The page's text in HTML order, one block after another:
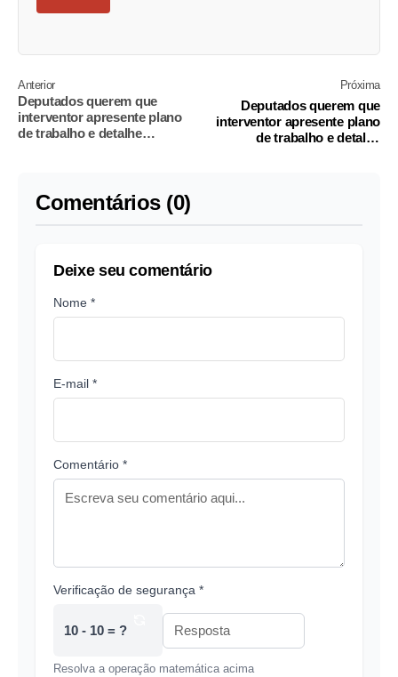
Anterior
Deputados querem que
interventor apresente plano
de trabalho e detalhe
Próxima
Deputados querem que
interventor apresente plano
de trabalho e detalhe
Comentários (0)
Deixe seu comentário
Nome *
E-mail *
Comentário *
Verificação de segurança *
10 - 10 = ?
Resolva a operação matemática acima